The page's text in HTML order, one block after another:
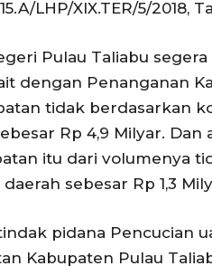
LHP/XIX.TER/5/2018,
Pulau Taliabu
dengan Penanganan
tidak berdasarkan
Rp 4,9 Milyar.
itu dari volumenya
sebesar Rp 1,3
pidana Pencucian
Kabupaten Pulau